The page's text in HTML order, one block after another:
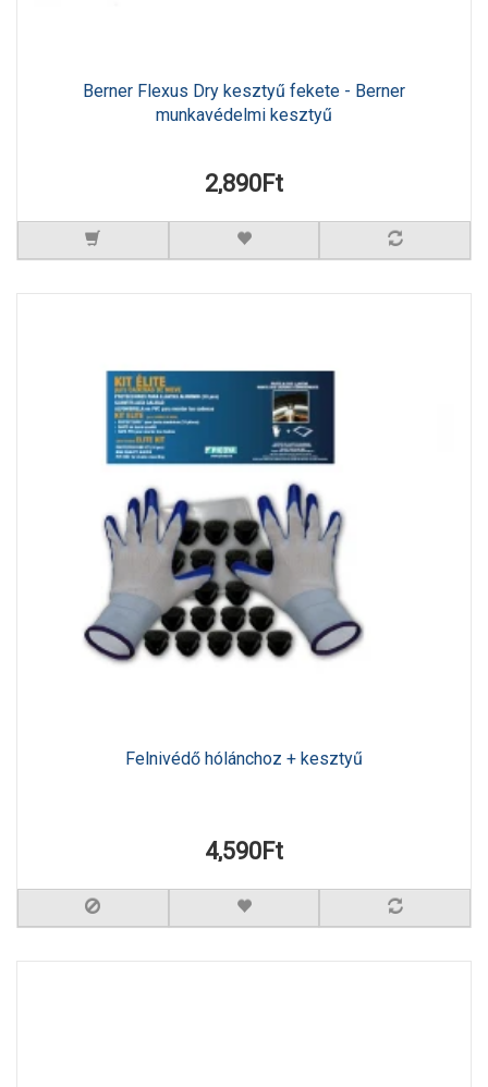
Berner Flexus Dry kesztyű fekete - Berner
munkavédelmi kesztyű
2,890Ft
Felnivédő hólánchoz + kesztyű
4,590Ft